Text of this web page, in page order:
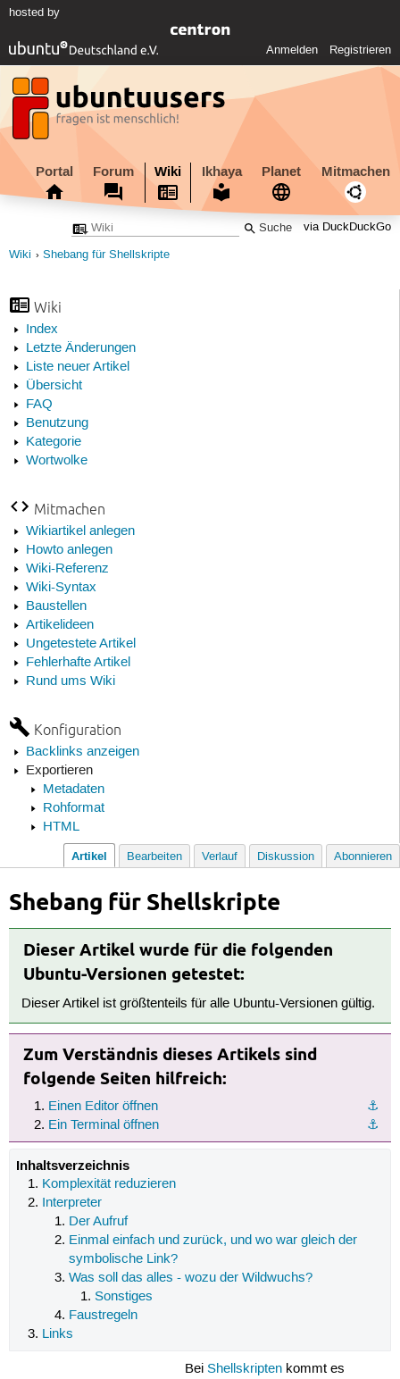
hosted by
Anmelden Registrieren
Portal Forum Wiki Ikhaya Planet Mitmachen
via DuckDuckGo
Wiki Shebang für Shellskripte
Wiki
Index
Letzte Änderungen
Liste neuer Artikel
Übersicht
FAQ
Benutzung
Kategorie
Wortwolke
Mitmachen
Wikiartikel anlegen
Howto anlegen
Wiki-Referenz
Wiki-Syntax
Baustellen
Artikelideen
Ungetestete Artikel
Fehlerhafte Artikel
Rund ums Wiki
Konfiguration
Backlinks anzeigen
Exportieren
Metadaten
Rohformat
HTML
Artikel Bearbeiten Verlauf Diskussion Abonnieren
Shebang für Shellskripte
Dieser Artikel wurde für die folgenden
Ubuntu-Versionen getestet:
Dieser Artikel ist größtenteils für alle Ubuntu-Versionen gültig.
Zum Verständnis dieses Artikels sind
folgende Seiten hilfreich:
⚓︎
Einen Editor öffnen
⚓︎
Ein Terminal öffnen
Inhaltsverzeichnis
Komplexität reduzieren
Interpreter
Der Aufruf
Einmal einfach und zurück, und wo war gleich der
symbolische Link?
Was soll das alles - wozu der Wildwuchs?
Sonstiges
Faustregeln
Links
BeiShellskripten kommt es